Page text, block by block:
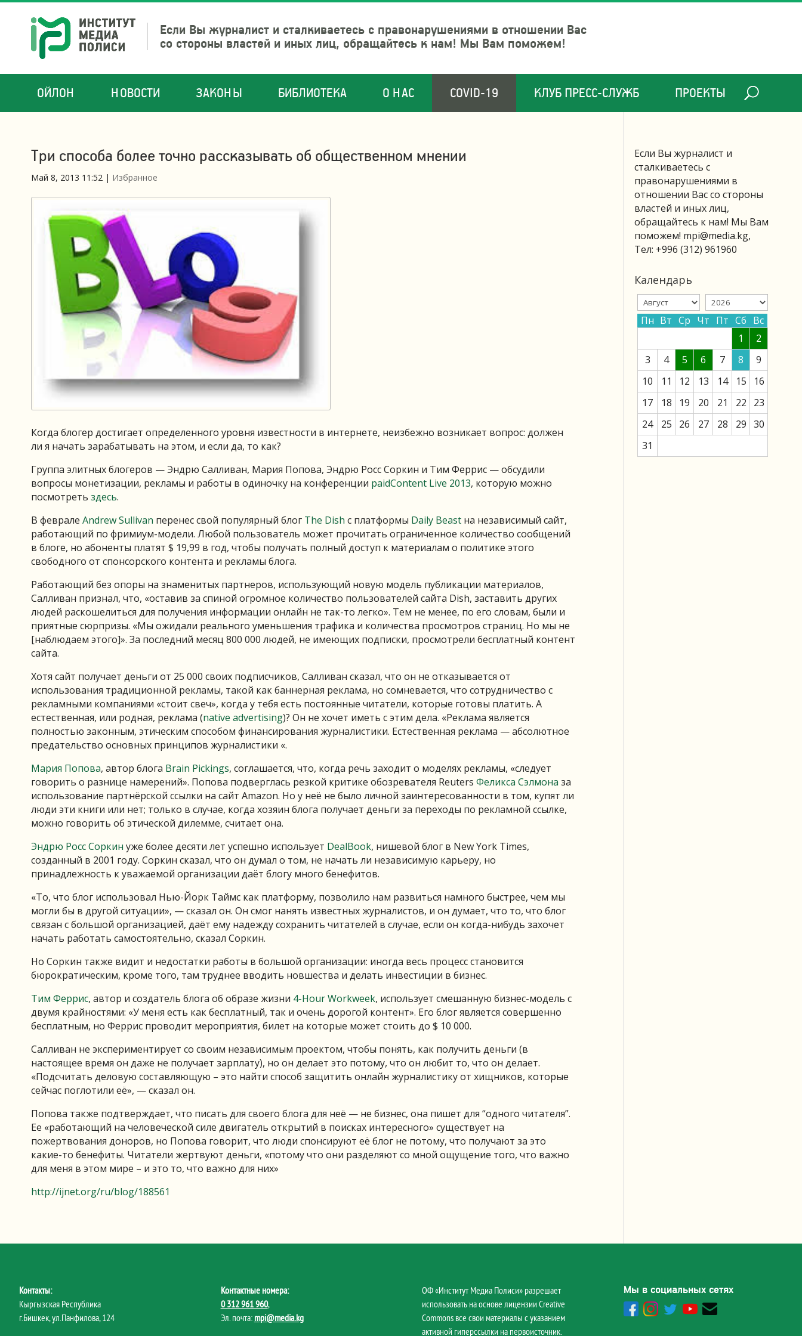
Если Вы журналист и сталкиваетесь с правонарушениями в отношении Вас
со стороны властей и иных лиц, обращайтесь к нам! Мы Вам поможем!
ОЙЛОН НОВОСТИ ЗАКОНЫ БИБЛИОТЕКА О НАС COVID-19 КЛУБ ПРЕСС-СЛУЖБ ПРОЕКТЫ
Три способа более точно рассказывать об общественном мнении
Май 8, 2013 11:52 | Избранное
Когда блогер достигает определенного уровня известности в интернете, неизбежно возникает вопрос: должен
ли я начать зарабатывать на этом, и если да, то как?
Группа элитных блогеров — Эндрю Салливан, Мария Попова, Эндрю Росс Соркин и Тим Феррис — обсудили
вопросы монетизации, рекламы и работы в одиночку на конференции paidContent Live 2013, которую можно
посмотреть здесь.
В феврале Andrew Sullivan перенес свой популярный блог The Dish с платформы Daily Beast на независимый сайт,
работающий по фримиум-модели. Любой пользователь может прочитать ограниченное количество сообщений
в блоге, но абоненты платят $ 19,99 в год, чтобы получать полный доступ к материалам о политике этого
свободного от спонсорского контента и рекламы блога.
Работающий без опоры на знаменитых партнеров, использующий новую модель публикации материалов,
Салливан признал, что, «оставив за спиной огромное количество пользователей сайта Dish, заставить других
людей раскошелиться для получения информации онлайн не так-то легко». Тем не менее, по его словам, были и
приятные сюрпризы. «Мы ожидали реального уменьшения трафика и количества просмотров страниц. Но мы не
[наблюдаем этого]». За последний месяц 800 000 людей, не имеющих подписки, просмотрели бесплатный контент
сайта.
Хотя сайт получает деньги от 25 000 своих подписчиков, Салливан сказал, что он не отказывается от
использования традиционной рекламы, такой как баннерная реклама, но сомневается, что сотрудничество с
рекламными компаниями «стоит свеч», когда у тебя есть постоянные читатели, которые готовы платить. А
естественная, или родная, реклама (native advertising)? Он не хочет иметь с этим дела. «Реклама является
полностью законным, этическим способом финансирования журналистики. Естественная реклама — абсолютное
предательство основных принципов журналистики «.
Мария Попова, автор блога Brain Pickings, соглашается, что, когда речь заходит о моделях рекламы, «следует
говорить о разнице намерений». Попова подверглась резкой критике обозревателя Reuters Феликса Сэлмона за
использование партнёрской ссылки на сайт Amazon. Но у неё не было личной заинтересованности в том, купят ли
люди эти книги или нет; только в случае, когда хозяин блога получает деньги за переходы по рекламной ссылке,
можно говорить об этической дилемме, считает она.
Эндрю Росс Соркин уже более десяти лет успешно использует DealBook, нишевой блог в New York Times,
созданный в 2001 году. Соркин сказал, что он думал о том, не начать ли независимую карьеру, но
принадлежность к уважаемой организации даёт блогу много бенефитов.
«То, что блог использовал Нью-Йорк Таймс как платформу, позволило нам развиться намного быстрее, чем мы
могли бы в другой ситуации», — сказал он. Он смог нанять известных журналистов, и он думает, что то, что блог
связан с большой организацией, даёт ему надежду сохранить читателей в случае, если он когда-нибудь захочет
начать работать самостоятельно, сказал Соркин.
Но Соркин также видит и недостатки работы в большой организации: иногда весь процесс становится
бюрократическим, кроме того, там труднее вводить новшества и делать инвестиции в бизнес.
Тим Феррис, автор и создатель блога об образе жизни 4-Hour Workweek, использует смешанную бизнес-модель с
двумя крайностями: «У меня есть как бесплатный, так и очень дорогой контент». Его блог является совершенно
бесплатным, но Феррис проводит мероприятия, билет на которые может стоить до $ 10 000.
Салливан не экспериментирует со своим независимым проектом, чтобы понять, как получить деньги (в
настоящее время он даже не получает зарплату), но он делает это потому, что он любит то, что он делает.
«Подсчитать деловую составляющую – это найти способ защитить онлайн журналистику от хищников, которые
сейчас поглотили её», — сказал он.
Попова также подтверждает, что писать для своего блога для неё — не бизнес, она пишет для “одного читателя”.
Ее «работающий на человеческой силе двигатель открытий в поисках интересного» существует на
пожертвования доноров, но Попова говорит, что люди спонсируют её блог не потому, что получают за это
какие-то бенефиты. Читатели жертвуют деньги, «потому что они разделяют со мной ощущение того, что важно
для меня в этом мире – и это то, что важно для них»
http://ijnet.org/ru/blog/188561
Если Вы журналист и
сталкиваетесь с
правонарушениями в
отношении Вас со стороны
властей и иных лиц,
обращайтесь к нам! Мы Вам
поможем! mpi@media.kg,
Тел: +996 (312) 961960
Календарь
Пн Вт Ср Чт Пт Сб Вс
1
2
3
4 5 6 7 8
9
10
11 12 13 14 15
16
17
18 19 20 21 22
23
24
25 26 27 28 29 30
31
Контакты:
Кыргызская Республика
г.Бишкек, ул.Панфилова, 124
Контактные номера:
0 312 961 960,
Эл. почта: mpi@media.kg
ОФ «Институт Медиа Полиси» разрешает
использовать на основе лицензии Creative
Commons все свои материалы с указанием
активной гиперссылки на первоисточник.
Мы в социальных сетях